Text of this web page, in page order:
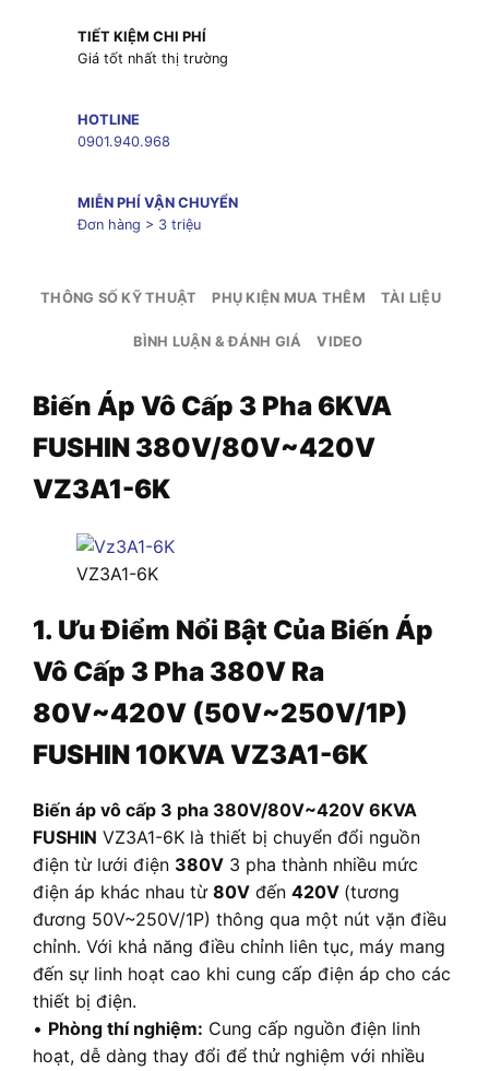
TIẾT KIỆM CHI PHÍ
Giá tốt nhất thị trường
HOTLINE
0901.940.968
MIỄN PHÍ VẬN CHUYỂN
Đơn hàng > 3 triệu
THÔNG SỐ KỸ THUẬT PHỤ KIỆN MUA THÊM TÀI LIỆU
BÌNH LUẬN & ĐÁNH GIÁ VIDEO
Biến Áp Vô Cấp 3 Pha 6KVA
FUSHIN 380V/80V~420V
VZ3A1-6K
VZ3A1-6K
1. Ưu Điểm Nổi Bật Của Biến Áp
Vô Cấp 3 Pha 380V Ra
80V~420V (50V~250V/1P)
FUSHIN 10KVA VZ3A1-6K
Biến áp vô cấp 3 pha 380V/80V~420V 6KVA
FUSHIN VZ3A1-6K là thiết bị chuyển đổi nguồn
điện từ lưới điện 380V 3 pha thành nhiều mức
điện áp khác nhau từ 80V đến 420V (tương
đương 50V~250V/1P) thông qua một nút vặn điều
chỉnh. Với khả năng điều chỉnh liên tục, máy mang
đến sự linh hoạt cao khi cung cấp điện áp cho các
thiết bị điện.
• Phòng thí nghiệm: Cung cấp nguồn điện linh
hoạt, dễ dàng thay đổi để thử nghiệm với nhiều